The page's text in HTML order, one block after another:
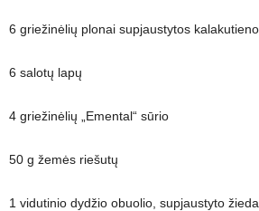
6 griežinėlių plonai supjaustytos
6 salotų lapų
4 griežinėlių „Emental“ sūrio
50 g žemės riešutų
1 vidutinio dydžio obuolio, supjaustyto